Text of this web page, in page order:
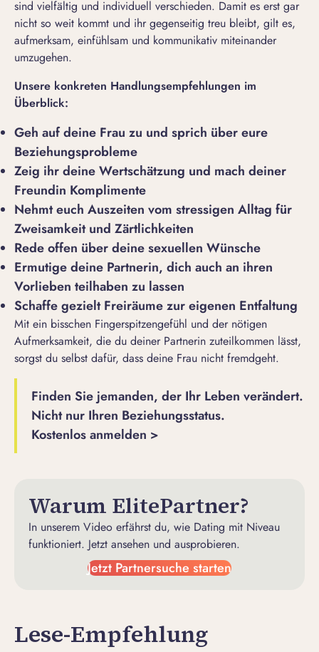
sind vielfältig und individuell verschieden. Damit es erst gar
nicht so weit kommt und ihr gegenseitig treu bleibt, gilt es,
aufmerksam, einfühlsam und kommunikativ miteinander
umzugehen.
Unsere konkreten Handlungsempfehlungen im
Überblick:
Geh auf deine Frau zu und sprich über eure
Beziehungsprobleme
Zeig ihr deine Wertschätzung und mach deiner
Freundin Komplimente
Nehmt euch Auszeiten vom stressigen Alltag für
Zweisamkeit und Zärtlichkeiten
Rede offen über deine sexuellen Wünsche
Ermutige deine Partnerin, dich auch an ihren
Vorlieben teilhaben zu lassen
Schaffe gezielt Freiräume zur eigenen Entfaltung
Mit ein bisschen Fingerspitzengefühl und der nötigen
Aufmerksamkeit, die du deiner Partnerin zuteilkommen lässt,
sorgst du selbst dafür, dass deine Frau nicht fremdgeht.
Finden Sie jemanden, der Ihr Leben verändert.
Nicht nur Ihren Beziehungsstatus.
Kostenlos anmelden >
Warum ElitePartner?
In unserem Video erfährst du, wie Dating mit Niveau
funktioniert. Jetzt ansehen und ausprobieren.
Jetzt Partnersuche starten
Lese-Empfehlung